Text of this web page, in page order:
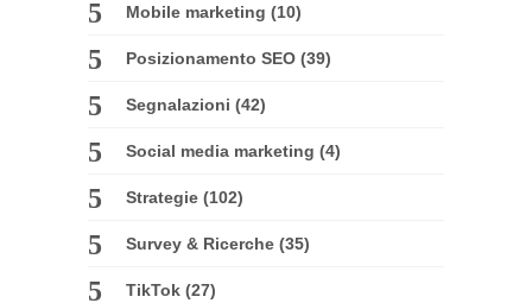
Mobile marketing (10)
Posizionamento SEO (39)
Segnalazioni (42)
Social media marketing (4)
Strategie (102)
Survey & Ricerche (35)
TikTok (27)